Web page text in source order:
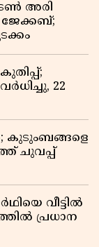
ടൺ അരി
ജേക്കബ്;
22
കുടുംബങ്ങളെ
ചുവപ്പ്
വീട്ടിൽ
പ്രധാന